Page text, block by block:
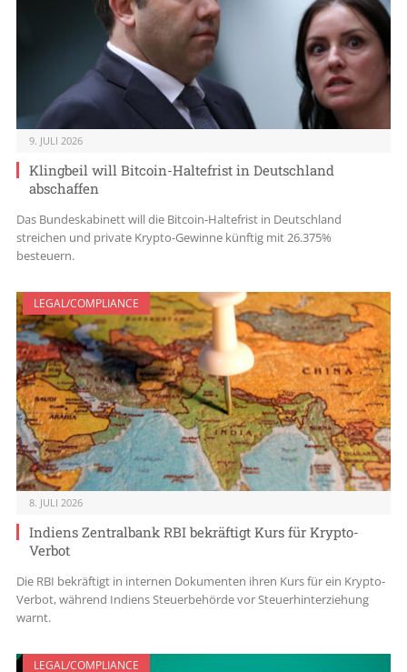
9. JULI 2026
Klingbeil will Bitcoin-Haltefrist in Deutschland
abschaffen
Das Bundeskabinett will die Bitcoin-Haltefrist in Deutschland
streichen und private Krypto-Gewinne künftig mit 26.375%
besteuern.
LEGAL/COMPLIANCE
8. JULI 2026
Indiens Zentralbank RBI bekräftigt Kurs für Krypto-
Verbot
Die RBI bekräftigt in internen Dokumenten ihren Kurs für ein Krypto-
Verbot, während Indiens Steuerbehörde vor Steuerhinterziehung
warnt.
LEGAL/COMPLIANCE